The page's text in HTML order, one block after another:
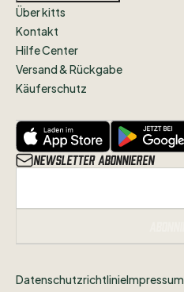
Über kitts
Kontakt
Hilfe Center
Versand & Rückgabe
Käuferschutz
Newsletter abonnieren
DatenschutzrichtlinieImpressum